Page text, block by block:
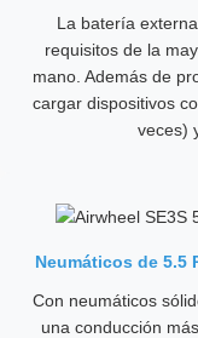
La batería
requisitos de la
mano. Además de
cargar dispositivos
veces)
Neumáticos de 5.5
Con neumáticos
una conducción